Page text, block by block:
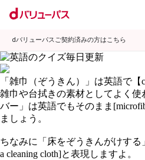
dバリューパスご契約済みの方はこちら
「雑巾（ぞうきん）」は英語で【
雑巾や台拭きの素材としてよく使
バー」は英語でもそのまま
ましょう。
ちなみに「床をぞうきんがけする
a cleaning cloth]と表現しますよ。